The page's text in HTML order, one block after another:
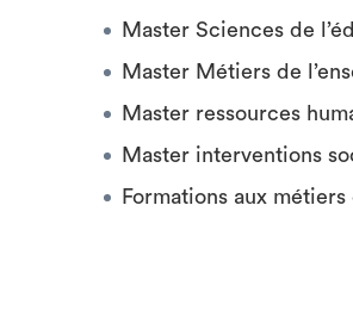
Master Sciences de
Master Métiers de
Master ressources
Master interventions
Formations aux